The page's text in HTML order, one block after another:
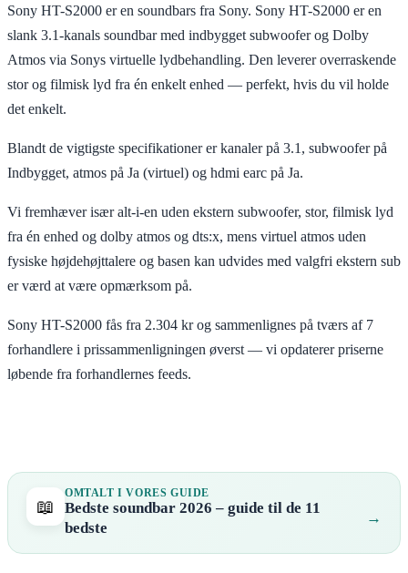
Sony HT-S2000 er en soundbars fra Sony. Sony HT-S2000 er en
slank 3.1-kanals soundbar med indbygget subwoofer og Dolby
Atmos via Sonys virtuelle lydbehandling. Den leverer overraskende
stor og filmisk lyd fra én enkelt enhed — perfekt, hvis du vil holde
det enkelt.
Blandt de vigtigste specifikationer er kanaler på 3.1, subwoofer på
Indbygget, atmos på Ja (virtuel) og hdmi earc på Ja.
Vi fremhæver især alt-i-en uden ekstern subwoofer, stor, filmisk lyd
fra én enhed og dolby atmos og dts:x, mens virtuel atmos uden
fysiske højdehøjttalere og basen kan udvides med valgfri ekstern sub
er værd at være opmærksom på.
Sony HT-S2000 fås fra 2.304 kr og sammenlignes på tværs af 7
forhandlere i prissammenligningen øverst — vi opdaterer priserne
løbende fra forhandlernes feeds.
📖
OMTALT I VORES GUIDE
Bedste soundbar 2026 – guide til de 11
bedste